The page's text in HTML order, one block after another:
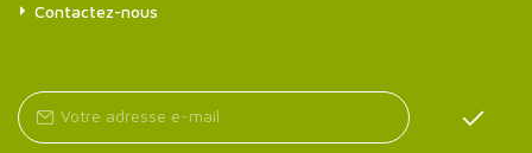
Contactez-nous